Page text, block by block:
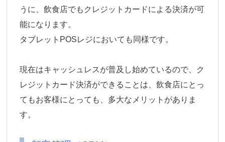
うに、飲食店でもクレジットカードによる決済が可
能になります。
タブレットPOSレジにおいても同様です。
現在はキャッシュレスが普及し始めているので、ク
レジットカード決済ができることは、飲食店にとっ
てもお客様にとっても、多大なメリットがありま
す。